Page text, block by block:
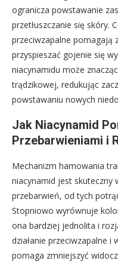
ogranicza powstawanie
przetłuszczanie się skóry.
przeciwzapalne pomagają
przyspieszać gojenie się
niacynamidu może
trądzikowej, redukując
powstawaniu nowych
Jak Niacynamid
Przebarwieniami i
Mechanizm hamowania
niacynamid jest skuteczny
przebarwień, od tych
Stopniowo wyrównuje
ona bardziej jednolita i
działanie przeciwzapalne i
pomaga zmniejszyć